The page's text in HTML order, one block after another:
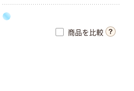
商品を比較